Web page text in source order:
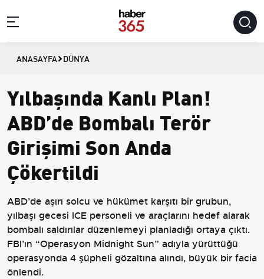
ANASAYFA DÜNYA
Yılbaşında Kanlı Plan!
ABD’de Bombalı Terör
Girişimi Son Anda
Çökertildi
ABD’de aşırı solcu ve hükümet karşıtı bir grubun,
yılbaşı gecesi ICE personeli ve araçlarını hedef alarak
bombalı saldırılar düzenlemeyi planladığı ortaya çıktı.
FBI’ın “Operasyon Midnight Sun” adıyla yürüttüğü
operasyonda 4 şüpheli gözaltına alındı, büyük bir facia
önlendi.